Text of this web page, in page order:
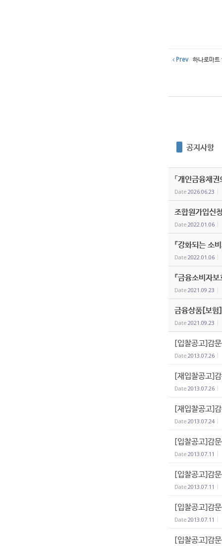
Prev 하나로마트
공지사항
「개인금융채
Date 2026.06.23
조합원가입신
Date 2022.01.06
『강화되는 소
Date 2022.01.06
『금융소비자
Date 2021.09.23
금융상품[보험
Date 2021.09.23
[입찰공고]감
Date 2013.07.26
[재입찰공고]
Date 2013.07.26
[재입찰공고]
Date 2013.07.24
[입찰공고]감
Date 2013.07.11
[입찰공고]감
Date 2013.07.11
[입찰공고]감
Date 2013.07.11
[입찰공고]감